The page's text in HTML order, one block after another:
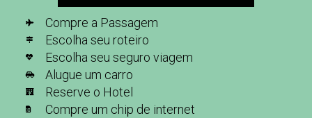
Compre a Passagem
Escolha seu roteiro
Escolha seu seguro viagem
Alugue um carro
Reserve o Hotel
Compre um chip de internet